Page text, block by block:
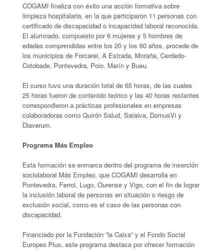
COGAMI finaliza con éxito una acción formativa sobre
limpieza hospitalaria, en la que participaron 11 personas con
certificado de discapacidad o incapacidad laboral reconocida.
El alumnado, compuesto por 6 mujeres y 5 hombres de
edades comprendidas entre los 20 y los 60 años, procede de
los municipios de Forcarei, A Estrada, Moraña, Cerdedo-
Cotobade, Pontevedra, Poio, Marín y Bueu.
El curso tuvo una duración total de 65 horas, de las cuales
25 horas fueron de contenido teórico y las 40 horas restantes
correspondieron a prácticas profesionales en empresas
colaboradoras como Quirón Salud, Saraiva, DomusVi y
Diaverum.
Programa Más Empleo
Esta formación se enmarca dentro del programa de inserción
sociolaboral Más Empleo, que COGAMI desarrolla en
Pontevedra, Ferrol, Lugo, Ourense y Vigo, con el fin de lograr
la inclusión laboral de personas en situación o riesgo de
exclusión social, como es el caso de las personas con
discapacidad.
Financiado por la Fundación ”la Caixa” y el Fondo Social
Europeo Plus, este programa destaca por ofrecer formación